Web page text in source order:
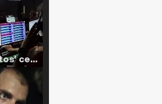
'120 Minutos' celebra sus 2.000 programas en Telemadrid con un vídeo del día a día en la redacción